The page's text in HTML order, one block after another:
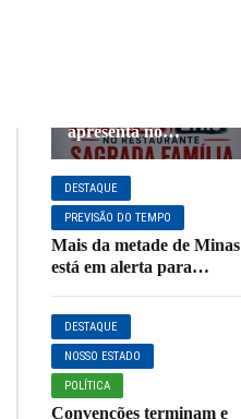
apresenta no
Restaurante Sagrada
Família em
Muzambinho
DESTAQUE
PREVISÃO DO TEMPO
Mais da metade de Minas
está em alerta para
Muzambinho está na lista
DESTAQUE
NOSSO ESTADO
POLÍTICA
Convenções terminam e